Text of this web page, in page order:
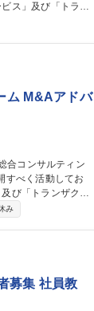
ス」及び「トラン
リジェンストラ
ム M&Aアドバ
び「トランザクシ
ンストランザク
ァーム
み
募集 社員教